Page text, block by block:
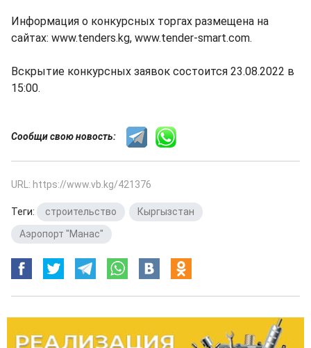
Информация о конкурсных торгах размещена на
сайтах: www.tenders.kg, www.tender-smart.com.
Вскрытие конкурсных заявок состоится 23.08.2022 в
15:00.
Сообщи свою новость:
URL: https://www.vb.kg/421376
Теги: строительство Кыргызстан
Аэропорт "Манас"